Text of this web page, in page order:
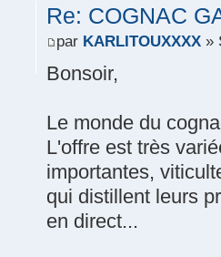
Re: COGNAC
par KARLITOUXXXX »
Bonsoir,
Le monde du
L'offre est très
importantes,
qui distillent leurs
en direct...